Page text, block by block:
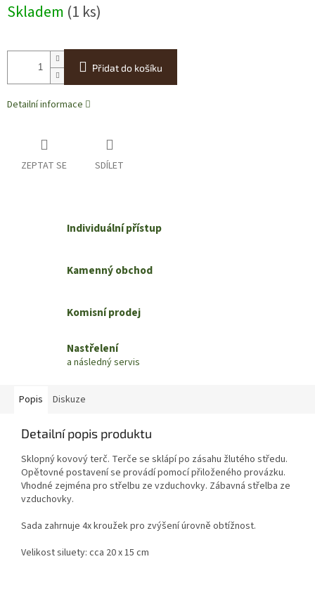
cena:
Skladem (1 ks)
Přidat do košíku
Detailní informace
ZEPTAT SE SDÍLET
Individuální přístup
Kamenný obchod
Komisní prodej
Nastřelení
a následný servis
Popis Diskuze
Detailní popis produktu
Sklopný kovový terč. Terče se sklápí po zásahu žlutého středu.
Opětovné postavení se provádí pomocí přiloženého provázku.
Vhodné zejména pro střelbu ze vzduchovky. Zábavná střelba ze
vzduchovky.
Sada zahrnuje 4x kroužek pro zvýšení úrovně obtížnost.
Velikost siluety: cca 20 x 15 cm